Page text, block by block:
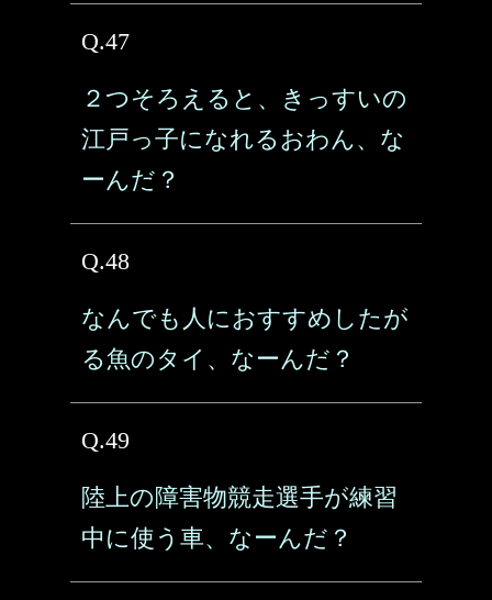
Q.47
２つそろえると、きっすいの
江戸っ子になれるおわん、な
ーんだ？
Q.48
なんでも人におすすめしたが
る魚のタイ、なーんだ？
Q.49
陸上の障害物競走選手が練習
中に使う車、なーんだ？